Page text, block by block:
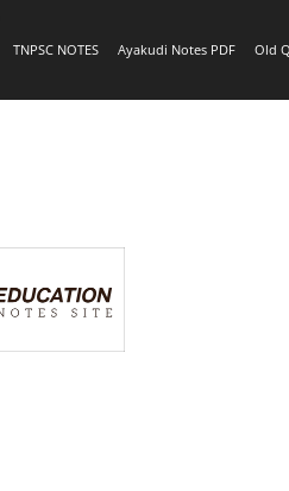
TNPSC NOTES Ayakudi Notes PDF Old